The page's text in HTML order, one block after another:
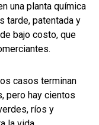
una planta química
tarde, patentada y
bajo costo, que
casos terminan
pero hay cientos
ríos y